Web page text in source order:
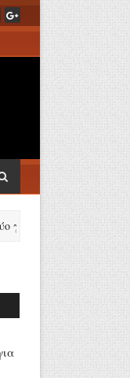
κατηγορούμενες